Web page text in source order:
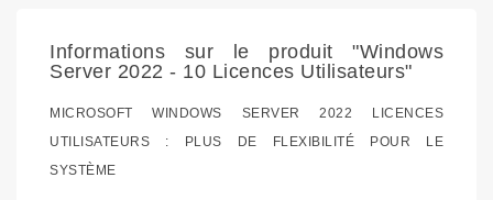
Informations sur le produit "Windows
Server 2022 - 10 Licences Utilisateurs"
MICROSOFT WINDOWS SERVER 2022 LICENCES
UTILISATEURS : PLUS DE FLEXIBILITÉ POUR LE
SYSTÈME